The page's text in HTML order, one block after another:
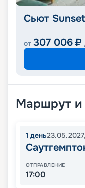
Сьют
от 307 006 ₽
Маршрут и
1 день23.05.2027,
ОТПРАВЛЕНИЕ
17:00